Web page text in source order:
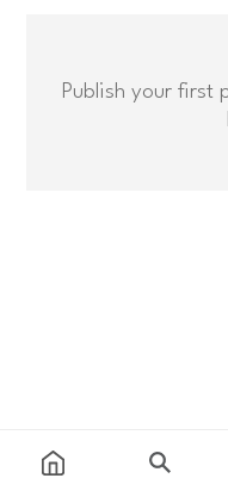
Publish your first